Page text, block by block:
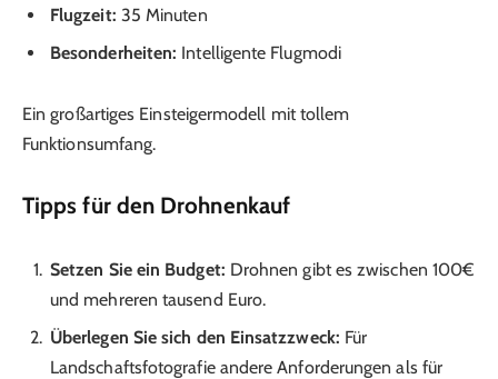
Flugzeit: 35 Minuten
Besonderheiten: Intelligente Flugmodi
Ein großartiges Einsteigermodell mit tollem
Funktionsumfang.
Tipps für den Drohnenkauf
Setzen Sie ein Budget: Drohnen gibt es zwischen 100€
und mehreren tausend Euro.
Überlegen Sie sich den Einsatzzweck: Für
Landschaftsfotografie andere Anforderungen als für